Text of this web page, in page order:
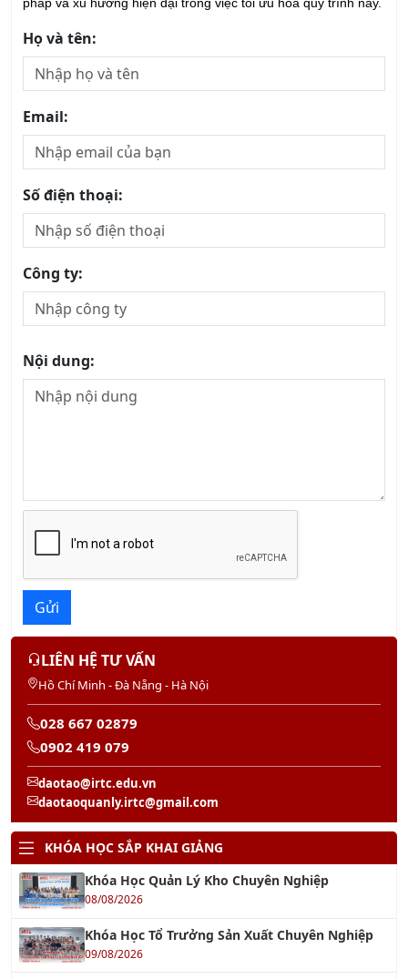
Họ và tên:
Email:
Số điện thoại:
Công ty:
Nội dung:
Gửi
LIÊN HỆ TƯ VẤN
Hồ Chí Minh - Đà Nẵng - Hà Nội
028 667 02879
0902 419 079
daotao@irtc.edu.vn
daotaoquanly.irtc@gmail.com
KHÓA HỌC SẮP KHAI GIẢNG
Khóa Học Quản Lý Kho Chuyên Nghiệp
08/08/2026
Khóa Học Tổ Trưởng Sản Xuất Chuyên Nghiệp
09/08/2026